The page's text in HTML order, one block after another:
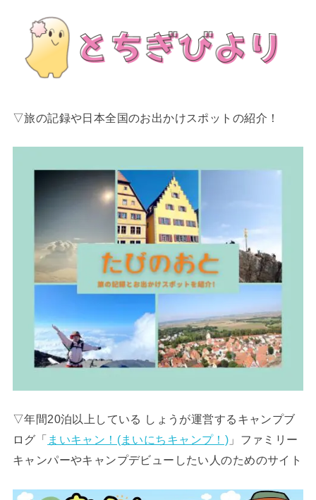
▽旅の記録や日本全国のお出かけスポットの紹介！
▽年間20泊以上している しょうが運営するキャンプブ
ログ「 まいキャン！(まいにちキャンプ！) 」ファミリー
キャンパーやキャンプデビューしたい人のためのサイト